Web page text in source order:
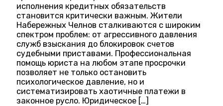
исполнения кредитных обязательств
становится критически важным. Жители
Набережных Челнов сталкиваются с широким
спектром проблем: от агрессивного давления
служб взыскания до блокировок счетов
судебными приставами. Профессиональная
помощь юриста на любом этапе просрочки
позволяет не только остановить
психологическое давление, но и
систематизировать хаотичные платежи в
законное русло. Юридическое […]